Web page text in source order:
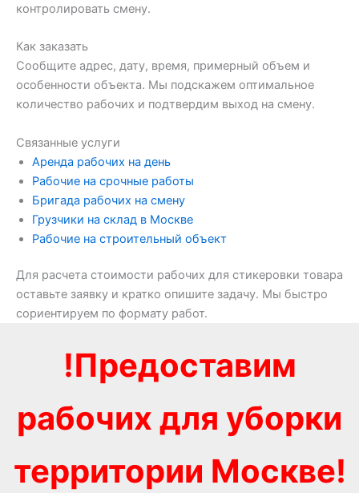
контролировать смену.
Как заказать
Сообщите адрес, дату, время, примерный объем и
особенности объекта. Мы подскажем оптимальное
количество рабочих и подтвердим выход на смену.
Связанные услуги
Аренда рабочих на день
Рабочие на срочные работы
Бригада рабочих на смену
Грузчики на склад в Москве
Рабочие на строительный объект
Для расчета стоимости рабочих для стикеровки товара
оставьте заявку и кратко опишите задачу. Мы быстро
сориентируем по формату работ.
!Предоставим
рабочих для уборки
территории Москве!